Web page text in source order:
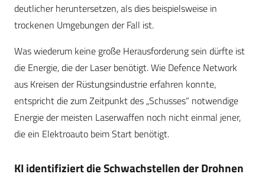
deutlicher heruntersetzen, als dies beispielsweise in
trockenen Umgebungen der Fall ist.
Was wiederum keine große Herausforderung sein dürfte ist
die Energie, die der Laser benötigt. Wie Defence Network
aus Kreisen der Rüstungsindustrie erfahren konnte,
entspricht die zum Zeitpunkt des „Schusses“ notwendige
Energie der meisten Laserwaffen noch nicht einmal jener,
die ein Elektroauto beim Start benötigt.
KI identifiziert die Schwachstellen der Drohnen